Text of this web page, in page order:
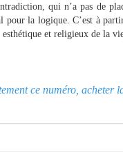
qui n’a pas de
pour la logique. C’est à
et religieux de la
ce numéro, acheter